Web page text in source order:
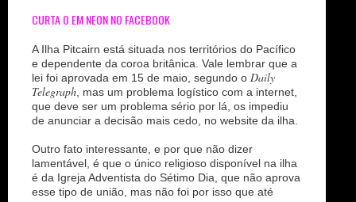
CURTA O EM NEON NO FACEBOOK
A Ilha Pitcairn está situada nos territórios do Pacífico
e dependente da coroa britânica. Vale lembrar que a
lei foi aprovada em 15 de maio, segundo o Daily
Telegraph , mas um problema logístico com a internet,
que deve ser um problema sério por lá, os impediu
de anunciar a decisão mais cedo, no website da ilha.
Outro fato interessante, e por que não dizer
lamentável, é que o único religioso disponível na ilha
é da Igreja Adventista do Sétimo Dia, que não aprova
esse tipo de união, mas não foi por isso que até